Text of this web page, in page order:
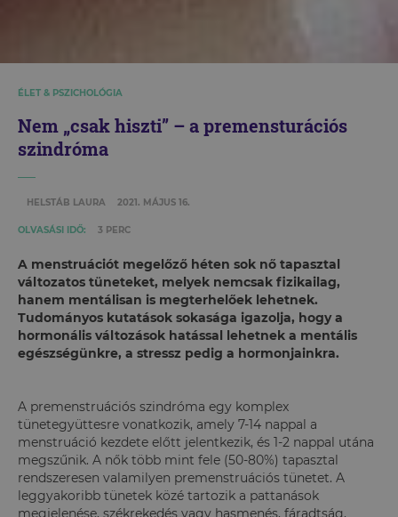
ÉLET & PSZICHOLÓGIA
Nem „csak hiszti” – a premensturációs
szindróma
HELSTÁB LAURA 2021. MÁJUS 16.
OLVASÁSI IDŐ: 3 PERC
A menstruációt megelőző héten sok nő tapasztal
változatos tüneteket, melyek nemcsak fizikailag,
hanem mentálisan is megterhelőek lehetnek.
Tudományos kutatások sokasága igazolja, hogy a
hormonális változások hatással lehetnek a mentális
egészségünkre, a stressz pedig a hormonjainkra.
A premenstruációs szindróma egy komplex
tünetegyüttesre vonatkozik, amely 7-14 nappal a
menstruáció kezdete előtt jelentkezik, és 1-2 nappal utána
megszűnik. A nők több mint fele (50-80%) tapasztal
rendszeresen valamilyen premenstruációs tünetet. A
leggyakoribb tünetek közé tartozik a pattanások
megjelenése, székrekedés vagy hasmenés, fáradtság,